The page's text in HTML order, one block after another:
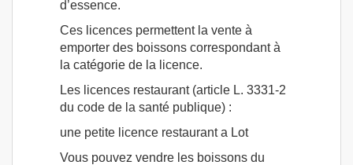
d’essence.
Ces licences permettent la vente à
emporter des boissons correspondant à
la catégorie de la licence.
Les licences restaurant (article L. 3331-2
du code de la santé publique) :
une petite licence restaurant a Lot
Vous pouvez vendre les boissons du